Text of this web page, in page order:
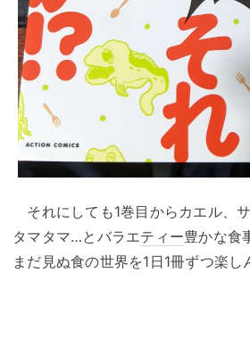
それにしても1巻目からカエル、サ
タマタマ…とバラエティー豊かな食
まだ見ぬ食の世界を1日1冊ずつ楽し